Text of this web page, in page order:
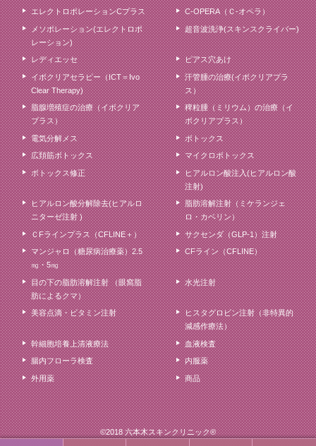
エレクトロポレーションCプラス C-OPERA（Ｃ-オペラ）
メソポレーション(エレクトロポ
レーション)
超音波洗浄(スキンスクライバー)
レディエッセ ピアス穴あけ
イボクリアセラピー（ICT＝Ivo
Clear Therapy)
汗管腫の治療(イボクリアプラ
ス）
脂腺増殖症の治療（イボクリア
プラス）
稗粒腫（ミリウム）の治療（イ
ボクリアプラス）
電気分解メス ボトックス
広頚筋ボトックス マイクロボトックス
ボトックス修正
ヒアルロン酸注入(ヒアルロン酸
注射)
ヒアルロン酸分解除去(ヒアルロ
ニターゼ注射 )
脂肪溶解注射（ミケランジェ
ロ・カベリン）
ＣFラインプラス（CFLINE＋） サクセンダ（GLP-1）注射
マンジャロ（糖尿病治療薬）2.5
㎎・5㎎
CFライン（CFLINE）
目の下の脂肪溶解注射 （眼窩脂
肪によるクマ）
水光注射
美容点滴・ビタミン注射
ヒスタグロビン注射（非特異的
減感作療法）
幹細胞培養上清液療法 血液検査
腸内フローラ検査 内服薬
外用薬 商品
©2018 六本木スキンクリニック®